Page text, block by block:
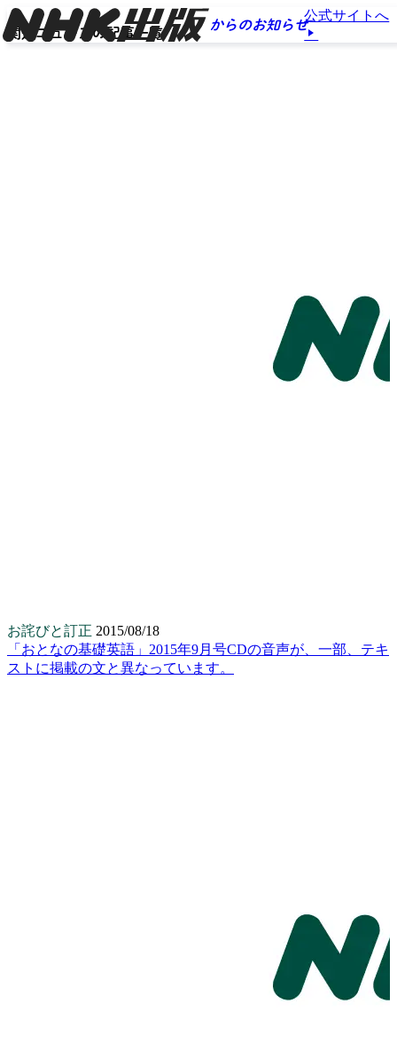
からのお知らせ
公式サイトへ
関連ニュースの記事一覧
お詫びと訂正 2015/08/18
「おとなの基礎英語」2015年9月号CDの音声が、一部、テキ
ストに掲載の文と異なっています。